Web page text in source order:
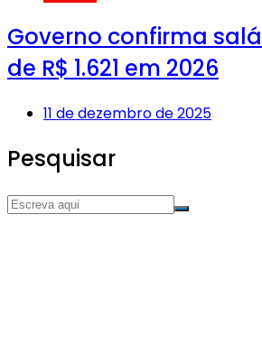
Governo confirma
de R$ 1.621 em 2026
11 de dezembro de 2025
Pesquisar